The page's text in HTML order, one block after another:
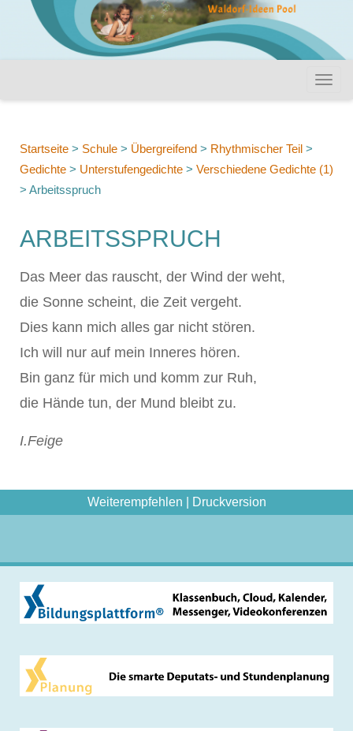
Startseite > Schule > Übergreifend > Rhythmischer Teil >
Gedichte > Unterstufengedichte > Verschiedene Gedichte (1)
> Arbeitsspruch
ARBEITSSPRUCH
Das Meer das rauscht, der Wind der weht,
die Sonne scheint, die Zeit vergeht.
Dies kann mich alles gar nicht stören.
Ich will nur auf mein Inneres hören.
Bin ganz für mich und komm zur Ruh,
die Hände tun, der Mund bleibt zu.
I.Feige
Weiterempfehlen Druckversion